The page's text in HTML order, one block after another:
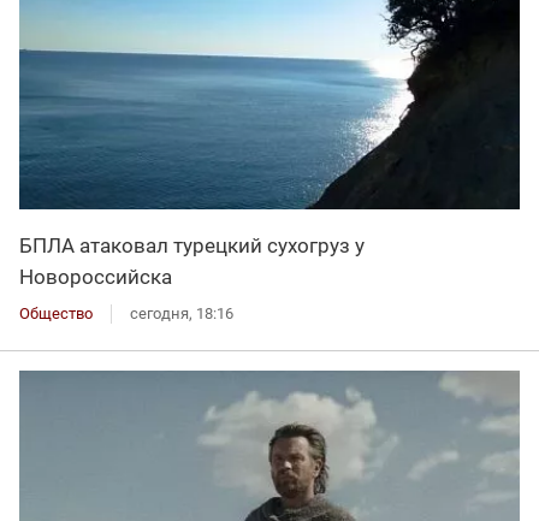
БПЛА атаковал турецкий сухогруз у
Новороссийска
Общество сегодня, 18:16